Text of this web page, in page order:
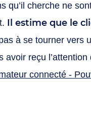
qu’il cherche ne
Il estime que le
à se tourner vers
avoir reçu l’attention